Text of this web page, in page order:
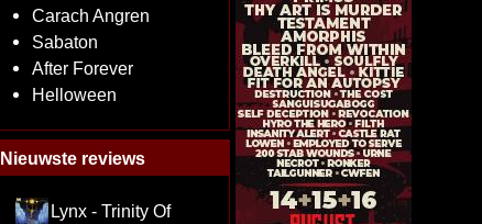
Carach Angren
Sabaton
After Forever
Helloween
Nieuwste reviews
Lynx - Trinity Of